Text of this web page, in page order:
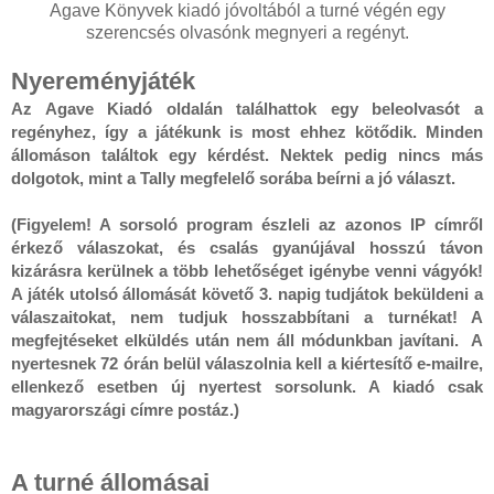
Agave Könyvek kiadó jóvoltából a turné végén egy
szerencsés olvasónk megnyeri a regényt.
Nyereményjáték
Az Agave Kiadó oldalán találhattok egy beleolvasót a
regényhez, így a játékunk is most ehhez kötődik. Minden
állomáson találtok egy kérdést. Nektek pedig nincs más
dolgotok, mint a Tally megfelelő sorába beírni a jó választ.
(Figyelem! A sorsoló program észleli az azonos IP címről
érkező válaszokat, és csalás gyanújával hosszú távon
kizárásra kerülnek a több lehetőséget igénybe venni vágyók!
A játék utolsó állomását követő 3. napig tudjátok beküldeni a
válaszaitokat, nem tudjuk hosszabbítani a turnékat! A
megfejtéseket elküldés után nem áll módunkban javítani.  A
nyertesnek 72 órán belül válaszolnia kell a kiértesítő e-mailre,
ellenkező esetben új nyertest sorsolunk. A kiadó csak
magyarországi címre postáz.)
A turné állomásai